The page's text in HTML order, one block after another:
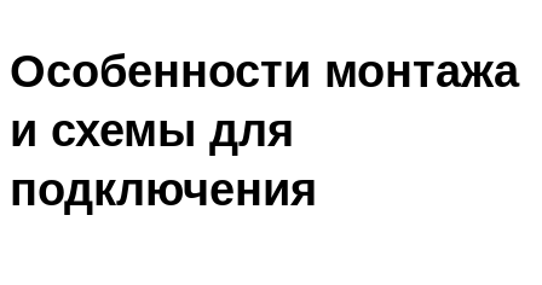
Особенности монтажа
и схемы для
подключения